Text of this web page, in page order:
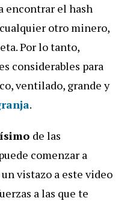
encontrar el hash
otro minero,
Por lo tanto,
considerables para
ventilado, grande y
.
de las
comenzar a
vistazo a este video
a las que te